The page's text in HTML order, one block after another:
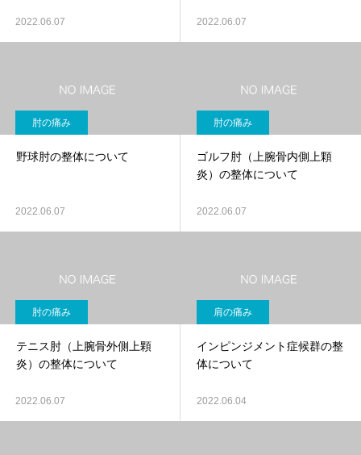
2022.06.07 2022.06.07
肘の痛み
野球肘の整体について
2022.06.07
肘の痛み
ゴルフ肘（上腕骨内側上顆
炎）の整体について
2022.06.07
肘の痛み
テニス肘（上腕骨外側上顆
炎）の整体について
2022.06.07
肩の痛み
インピンジメント症候群の整
体について
2022.06.04